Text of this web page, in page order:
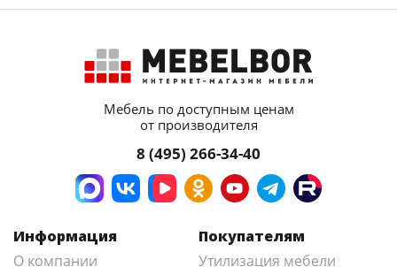
Мебель по доступным ценам
от производителя
8 (495) 266-34-40
Информация
О компании
Покупателям
Утилизация мебели